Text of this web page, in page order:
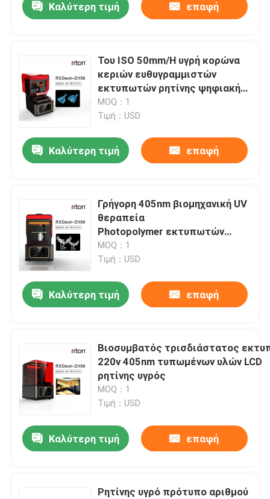
Καλύτερη τιμή επαφή
Του ISO 50mm/H υγρή κορώνα
κεριών ευθυγραμμιστών
εκτυπωτών ρητίνης ψηφιακή
τρισδιάστατη
MOQ：1
Τιμή：USD
Καλύτερη τιμή επαφή
Γρήγορη 405nm βιομηχανική UV
θεραπεία
Photopolymer εκτυπωτών
ρητίνης τρισδιάστατη
MOQ：1
Τιμή：USD
Καλύτερη τιμή επαφή
Βιοσυμβατός τρισδιάστατος
220v 405nm τυπωμένων υλών LCD
ρητίνης υγρός
MOQ：1
Τιμή：USD
Καλύτερη τιμή επαφή
Ρητίνης υγρό πρότυπο αριθμού